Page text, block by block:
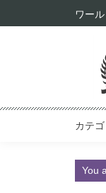
ワー
カテ
You